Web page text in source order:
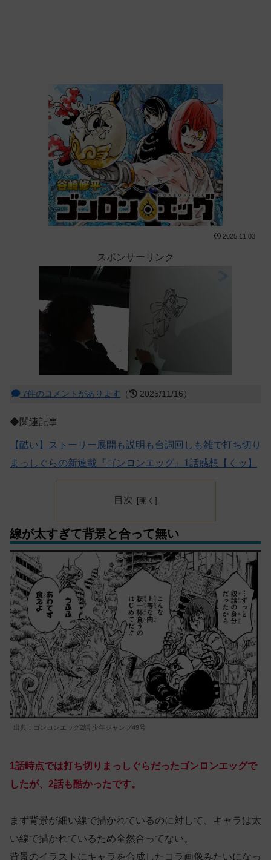
2025.11.03
スポンサーリンク
7件のコメントがあります （ 2025/11/16）
◆関連記事
【酷い】ストーリー展開も説明も台詞回しも雑で打ち切り
まっしぐらの新連載『ゴンロンエッグ』1話感想【くッ】
目次
線が太すぎて背景と合って無い
出典：ゴンロンエッグ2話 少年ジャンプ49号
1話時点では打ち切りまっしぐらだったゴンロンエッグで
したが、2話も酷かったです。
まず背景が細い線で描かれているのに対して、キャラは太
い線で描かれているため全然合ってない。
背景のイラストにキャラを合成したコラ画像みたいになっ